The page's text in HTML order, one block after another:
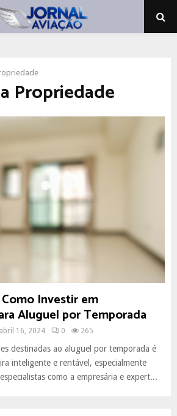
Propriedade
Investir em
Aluguel por Temporada
abril 16, 2024 0 265
destinadas ao aluguel por temporada é
inteligente e rentável, especialmente
como a empresária e expert...